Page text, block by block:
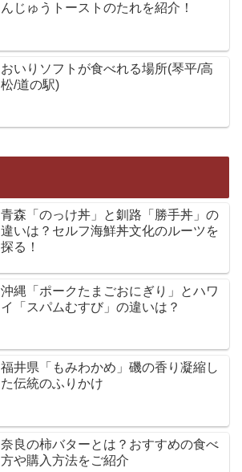
んじゅうトーストのたれを紹介！
おいりソフトが食べれる場所(琴平/高
松/道の駅)
青森「のっけ丼」と釧路「勝手丼」の
違いは？セルフ海鮮丼文化のルーツを
探る！
沖縄「ポークたまごおにぎり」とハワ
イ「スパムむすび」の違いは？
福井県「もみわかめ」磯の香り凝縮し
た伝統のふりかけ
奈良の柿バターとは？おすすめの食べ
方や購入方法をご紹介